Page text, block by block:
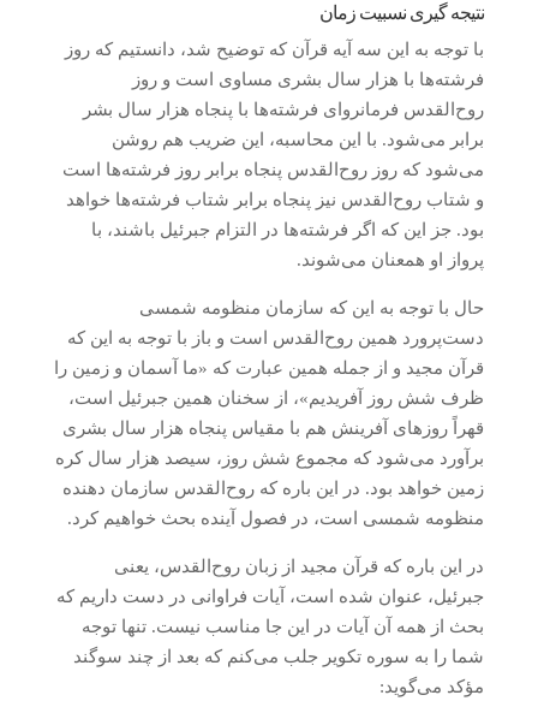
نتیجه گیری نسبیت زمان
با توجه به این سه آیه قرآن که توضیح شد، دانستیم که روز
فرشته‌ها با هزار سال بشری مساوی است و روز
روح‌القدس فرمانروای فرشته‌ها با پنجاه هزار سال بشر
برابر می‌شود. با این محاسبه، این ضریب هم روشن
می‌شود که روز روح‌القدس پنجاه برابر روز فرشته‌ها است
و شتاب روح‌القدس نیز پنجاه برابر شتاب فرشته‌ها خواهد
بود. جز این که اگر فرشته‌ها در التزام جبرئیل باشند، با
پرواز او همعنان می‌شوند.
حال با توجه به این که سازمان منظومه شمسی
دست‌پرورد همین روح‌القدس است و باز با توجه به این که
قرآن مجید و از جمله همین عبارت که «ما آسمان و زمین را
ظرف شش روز آفریدیم»، از سخنان همین جبرئیل است،
قهراً روزهای آفرینش هم با مقیاس پنجاه هزار سال بشری
برآورد می‌شود که مجموع شش روز، سیصد هزار سال کره
زمین خواهد بود. در این باره که روح‌القدس سازمان دهنده
منظومه شمسی است، در فصول آینده بحث خواهیم کرد.
در این باره که قرآن مجید از زبان روح‌القدس، یعنی
جبرئیل، عنوان شده است، آیات فراوانی در دست داریم که
بحث از همه آن آیات در این جا مناسب نیست. تنها توجه
شما را به سوره تکویر جلب می‌کنم که بعد از چند سوگند
مؤکد می‌گوید: